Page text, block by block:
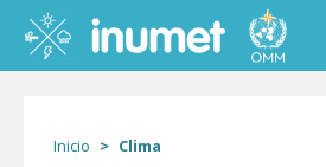
contenido
principal
Inicio Clima